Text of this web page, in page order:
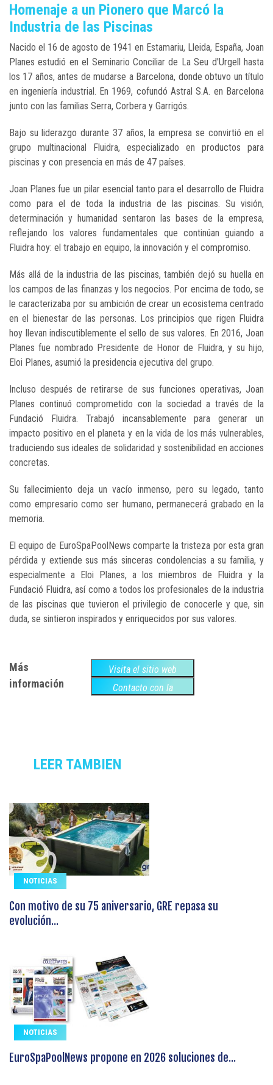
Homenaje a un Pionero que Marcó la
Industria de las Piscinas
Nacido el 16 de agosto de 1941 en Estamariu, Lleida, España, Joan
Planes estudió en el Seminario Conciliar de La Seu d'Urgell hasta
los 17 años, antes de mudarse a Barcelona, donde obtuvo un título
en ingeniería industrial. En 1969, cofundó Astral S.A. en Barcelona
junto con las familias Serra, Corbera y Garrigós.
Bajo su liderazgo durante 37 años, la empresa se convirtió en el
grupo multinacional Fluidra, especializado en productos para
piscinas y con presencia en más de 47 países.
Joan Planes fue un pilar esencial tanto para el desarrollo de Fluidra
como para el de toda la industria de las piscinas. Su visión,
determinación y humanidad sentaron las bases de la empresa,
reflejando los valores fundamentales que continúan guiando a
Fluidra hoy: el trabajo en equipo, la innovación y el compromiso.
Más allá de la industria de las piscinas, también dejó su huella en
los campos de las finanzas y los negocios. Por encima de todo, se
le caracterizaba por su ambición de crear un ecosistema centrado
en el bienestar de las personas. Los principios que rigen Fluidra
hoy llevan indiscutiblemente el sello de sus valores. En 2016, Joan
Planes fue nombrado Presidente de Honor de Fluidra, y su hijo,
Eloi Planes, asumió la presidencia ejecutiva del grupo.
Incluso después de retirarse de sus funciones operativas, Joan
Planes continuó comprometido con la sociedad a través de la
Fundació Fluidra. Trabajó incansablemente para generar un
impacto positivo en el planeta y en la vida de los más vulnerables,
traduciendo sus ideales de solidaridad y sostenibilidad en acciones
concretas.
Su fallecimiento deja un vacío inmenso, pero su legado, tanto
como empresario como ser humano, permanecerá grabado en la
memoria.
El equipo de EuroSpaPoolNews comparte la tristeza por esta gran
pérdida y extiende sus más sinceras condolencias a su familia, y
especialmente a Eloi Planes, a los miembros de Fluidra y la
Fundació Fluidra, así como a todos los profesionales de la industria
de las piscinas que tuvieron el privilegio de conocerle y que, sin
duda, se sintieron inspirados y enriquecidos por sus valores.
Más
información
Visita el sitio web
Contacto con la
LEER TAMBIEN
NOTICIAS
Con motivo de su 75 aniversario, GRE repasa su
evolución...
NOTICIAS
EuroSpaPoolNews propone en 2026 soluciones de...